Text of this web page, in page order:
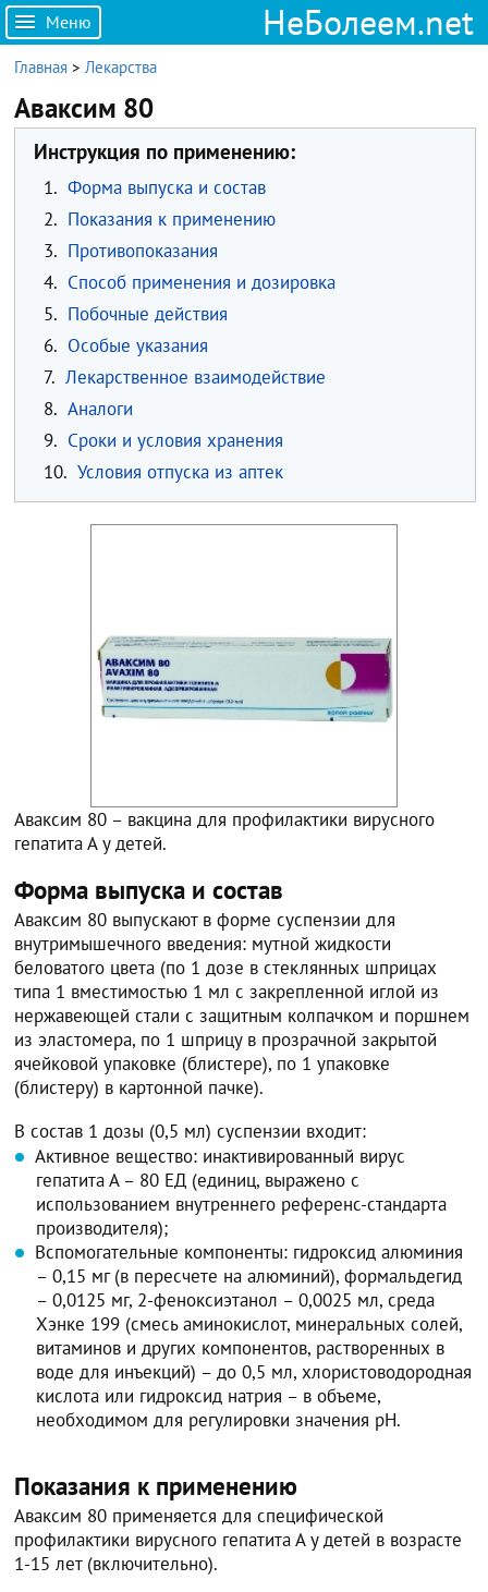
Меню НеБолеем.net
Главная >Лекарства
Аваксим 80
Инструкция по применению:
1. Форма выпуска и состав
2. Показания к применению
3. Противопоказания
4. Способ применения и дозировка
5. Побочные действия
6. Особые указания
7. Лекарственное взаимодействие
8. Аналоги
9. Сроки и условия хранения
10. Условия отпуска из аптек
Аваксим 80 – вакцина для профилактики вирусного
гепатита А у детей.
Форма выпуска и состав
Аваксим 80 выпускают в форме суспензии для
внутримышечного введения: мутной жидкости
беловатого цвета (по 1 дозе в стеклянных шприцах
типа 1 вместимостью 1 мл с закрепленной иглой из
нержавеющей стали с защитным колпачком и поршнем
из эластомера, по 1 шприцу в прозрачной закрытой
ячейковой упаковке (блистере), по 1 упаковке
(блистеру) в картонной пачке).
В состав 1 дозы (0,5 мл) суспензии входит:
Активное вещество: инактивированный вирус
гепатита А – 80 ЕД (единиц, выражено с
использованием внутреннего референс-стандарта
производителя);
Вспомогательные компоненты: гидроксид алюминия
– 0,15 мг (в пересчете на алюминий), формальдегид
– 0,0125 мг, 2-феноксиэтанол – 0,0025 мл, среда
Хэнке 199 (смесь аминокислот, минеральных солей,
витаминов и других компонентов, растворенных в
воде для инъекций) – до 0,5 мл, хлористоводородная
кислота или гидроксид натрия – в объеме,
необходимом для регулировки значения рН.
Показания к применению
Аваксим 80 применяется для специфической
профилактики вирусного гепатита А у детей в возрасте
1-15 лет (включительно).